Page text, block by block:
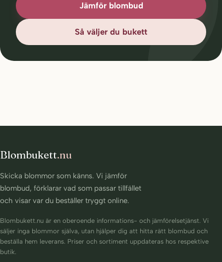
Jämför blombud
Så väljer du bukett
Blombukett.nu
Skicka blommor som känns. Vi jämför
blombud, förklarar vad som passar tillfället
och visar var du beställer tryggt online.
Blombukett.nu är en oberoende informations- och jämförelsetjänst. Vi
säljer inga blommor själva, utan hjälper dig att hitta rätt blombud och
beställa hem leverans. Priser och sortiment uppdateras hos respektive
butik.